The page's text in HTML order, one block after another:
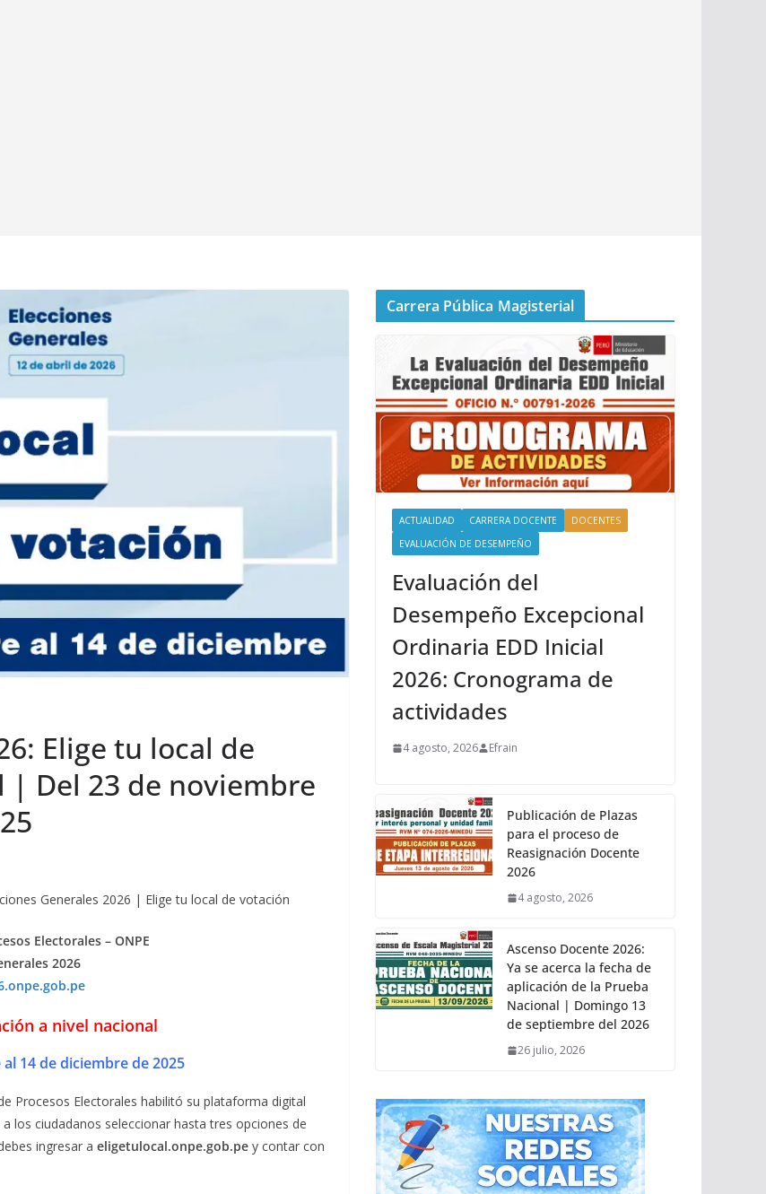
Elige tu local de
Del 23 de noviembre
Generales 2026 | Elige tu local de votación
Electorales – ONPE
2026
a nivel nacional
14 de diciembre de 2025
Procesos Electorales habilitó su plataforma digital
los ciudadanos seleccionar hasta tres opciones de
ingresar a eligetulocal.onpe.gob.pe y contar con
Carrera Pública Magisterial
ACTUALIDAD CARRERA DOCENTE
DOCENTES
EVALUACIÓN DE DESEMPEÑO
Evaluación del
Desempeño Excepcional
Ordinaria EDD Inicial
2026: Cronograma de
actividades
4 agosto, 2026 Efrain
Publicación de Plazas
para el proceso de
Reasignación Docente
2026
4 agosto, 2026
Ascenso Docente 2026:
Ya se acerca la fecha de
aplicación de la Prueba
Nacional | Domingo 13
de septiembre del 2026
26 julio, 2026